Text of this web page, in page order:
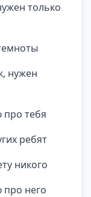
только
нужен
про тебя
ребят
никого
про него